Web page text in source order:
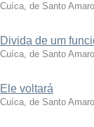
Cuíca, de Santo
Divida de um
Cuíca, de Santo
Ele voltará
Cuíca, de Santo